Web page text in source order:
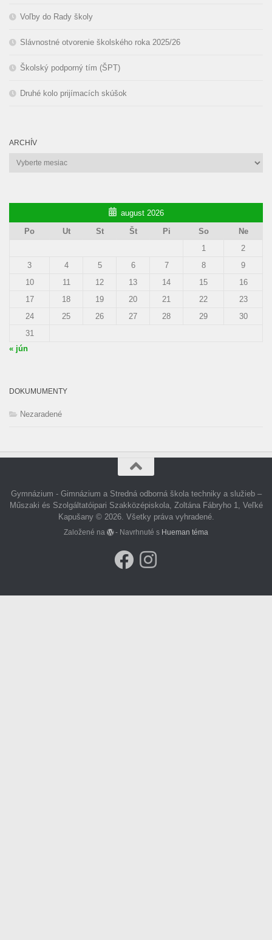
Voľby do Rady školy
Slávnostné otvorenie školského roka 2025/26
Školský podporný tím (ŠPT)
Druhé kolo prijímacích skúšok
ARCHÍV
Archív
august 2026
Po
Ut St Št Pi So
Ne
1
2
3
4 5 6 7 8
9
10
11 12 13 14 15
16
17
18 19 20 21 22
23
24
25 26 27 28 29
30
31
« jún
DOKUMUMENTY
Nezaradené
Gymnázium - Gimnázium a Stredná odborná škola techniky a služieb –
Műszaki és Szolgáltatóipari Szakközépiskola, Zoltána Fábryho 1, Veľké
Kapušany © 2026. Všetky práva vyhradené.
Založené na - Navrhnuté s Hueman téma